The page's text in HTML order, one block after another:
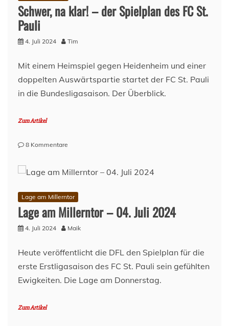
Kaderpfleger
Schwer, na klar! – der Spielplan des FC St.
Pauli
4. Juli 2024 Tim
Mit einem Heimspiel gegen Heidenheim und einer
doppelten Auswärtspartie startet der FC St. Pauli
in die Bundesligasaison. Der Überblick.
Zum Artikel
8 Kommentare
klar!
der
Spielplan
des
FC
Lage am Millerntor
Lage am Millerntor – 04. Juli 2024
4. Juli 2024 Maik
Heute veröffentlicht die DFL den Spielplan für die
erste Erstligasaison des FC St. Pauli sein gefühlten
Ewigkeiten. Die Lage am Donnerstag.
Zum Artikel